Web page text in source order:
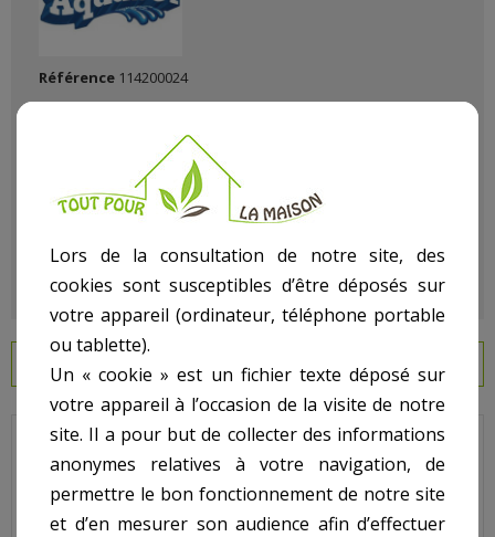
Référence 114200024
EN SAVOIR PLUS
TURBO JET - SP1450 - Joint .
Lors de la consultation de notre site, des
cookies sont susceptibles d’être déposés sur
votre appareil (ordinateur, téléphone portable
ou tablette).
Un « cookie » est un fichier texte déposé sur
votre appareil à l’occasion de la visite de notre
site. Il a pour but de collecter des informations
anonymes relatives à votre navigation, de
permettre le bon fonctionnement de notre site
et d’en mesurer son audience afin d’effectuer